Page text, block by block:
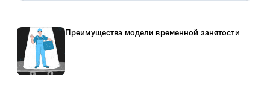
Преимущества модели временной занятости